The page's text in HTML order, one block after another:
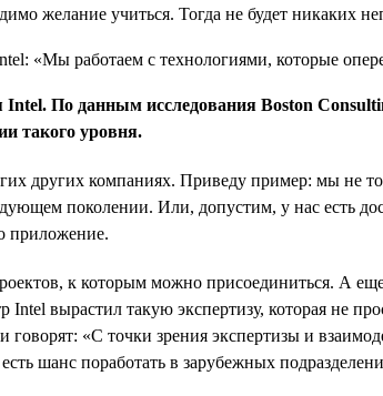
желание учиться. Тогда не будет никаких
Intel. По данным исследования Boston
такого уровня.
других компаниях. Приведу пример: мы не
поколении. Или, допустим, у нас есть
приложение.
к которым можно присоединиться. А
вырастил такую экспертизу, которая не
«С точки зрения экспертизы и
шанс поработать в зарубежных